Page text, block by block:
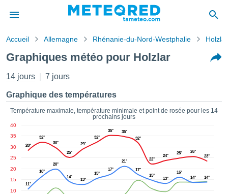
de
a
par
des
Vous
en
les
Accueil Allemagne Rhénanie-du-Nord-Westphalie Holzlar
Graphiques météo pour Holzlar
14 jours 7 jours
Graphique des températures
Température maximale, température minimale et point de rosée pour les 14
prochains jours
10
15
20
25
30
35
40
28°
32°
30°
25°
29°
32°
35°
35°
32°
22°
24°
25°
26°
23°
11°
16°
20°
14°
13°
15°
17°
21°
17°
15°
13°
16°
14°
14°